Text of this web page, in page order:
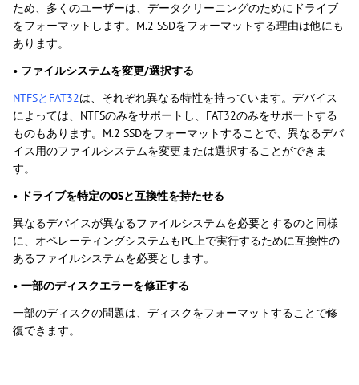
ため、多くのユーザーは、データクリーニングのためにドライブ
をフォーマットします。M.2 SSDをフォーマットする理由は他にも
あります。
• ファイルシステムを変更/選択する
NTFSとFAT32は、それぞれ異なる特性を持っています。デバイス
によっては、NTFSのみをサポートし、FAT32のみをサポートする
ものもあります。M.2 SSDをフォーマットすることで、異なるデバ
イス用のファイルシステムを変更または選択することができま
す。
• ドライブを特定のOSと互換性を持たせる
異なるデバイスが異なるファイルシステムを必要とするのと同様
に、オペレーティングシステムもPC上で実行するために互換性の
あるファイルシステムを必要とします。
• 一部のディスクエラーを修正する
一部のディスクの問題は、ディスクをフォーマットすることで修
復できます。